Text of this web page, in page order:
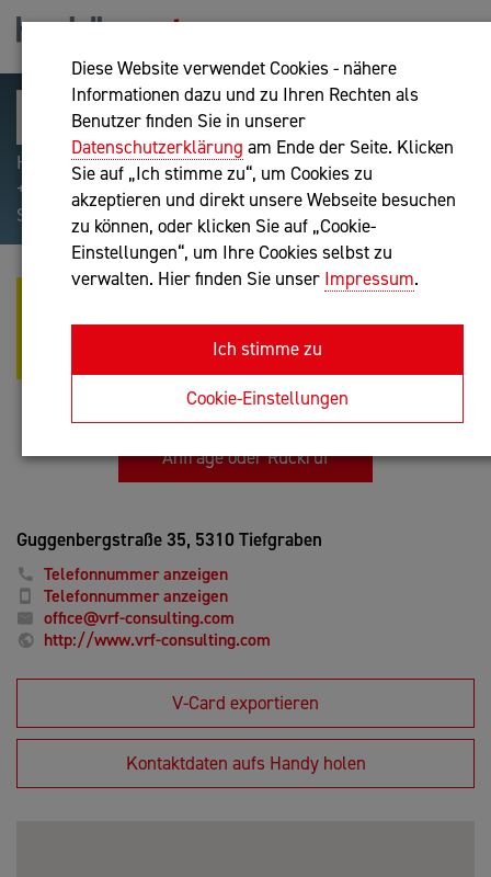
Diese Website verwendet Cookies - nähere
Informationen dazu und zu Ihren Rechten als
Benutzer finden Sie in unserer
Datenschutzerklärung am Ende der Seite. Klicken
Sie auf „Ich stimme zu“, um Cookies zu
akzeptieren und direkt unsere Webseite besuchen
zu können, oder klicken Sie auf „Cookie-
Einstellungen“, um Ihre Cookies selbst zu
verwalten. Hier finden Sie unser Impressum.
Ich stimme zu
Cookie-Einstellungen
Hilfreiche Suchparameter: Begriff einschließen:
+webshop, Begriff ausschließen: -webshop, Exakter
Suchbegriff: "internet of things"
VERENA EVA RADLGRUBER-
FORSTINGER - VRF HOSPITALITY
CONSULTING
Unternehmensberatung
Anfrage oder Rückruf
Guggenbergstraße 35, 5310 Tiefgraben
Telefonnummer anzeigen
Telefonnummer anzeigen
office@vrf-consulting.com
http://www.vrf-consulting.com
V-Card exportieren
Kontaktdaten aufs Handy holen